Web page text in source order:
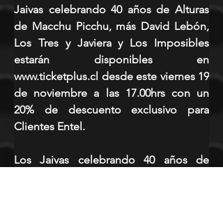
Jaivas celebrando 40 años de Alturas
de Macchu Picchu, más David Lebón,
Los Tres y Javiera y Los Imposibles
www.ticketplus.cl desde este viernes 19
de noviembre a las 17.00hrs con un
20% de descuento exclusivo para
Clientes Entel.
Los Jaivas celebrando 40 años de